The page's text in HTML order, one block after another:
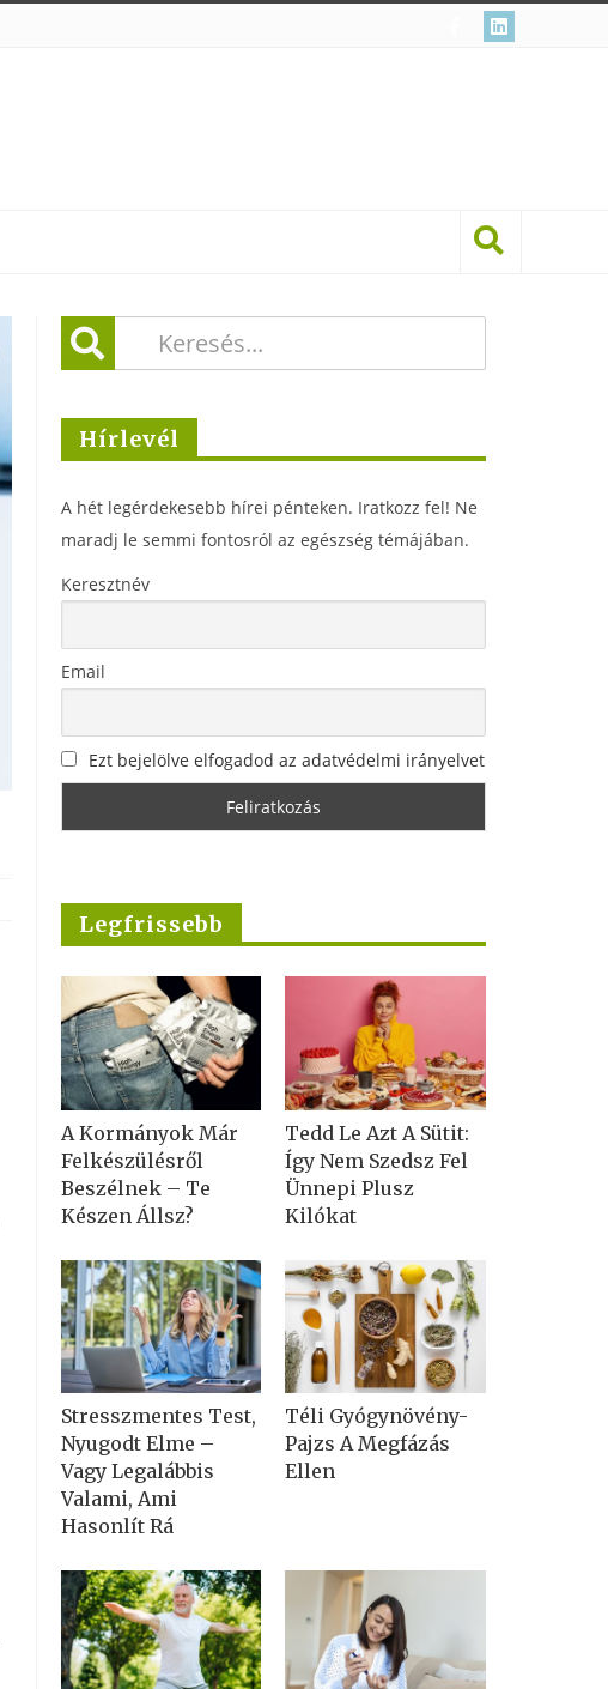
Hírlevél
A hét legérdekesebb hírei pénteken. Iratkozz fel! Ne
maradj le semmi fontosról az egészség témájában.
Keresztnév
Email
Ezt bejelölve elfogadod az adatvédelmi irányelvet
Legfrissebb
A Kormányok Már
Felkészülésről
Beszélnek – Te
Készen Állsz?
Tedd Le Azt A Sütit:
Így Nem Szedsz Fel
Ünnepi Plusz
Kilókat
Stresszmentes Test,
Nyugodt Elme –
Vagy Legalábbis
Valami, Ami
Hasonlít Rá
Téli Gyógynövény-
Pajzs A Megfázás
Ellen